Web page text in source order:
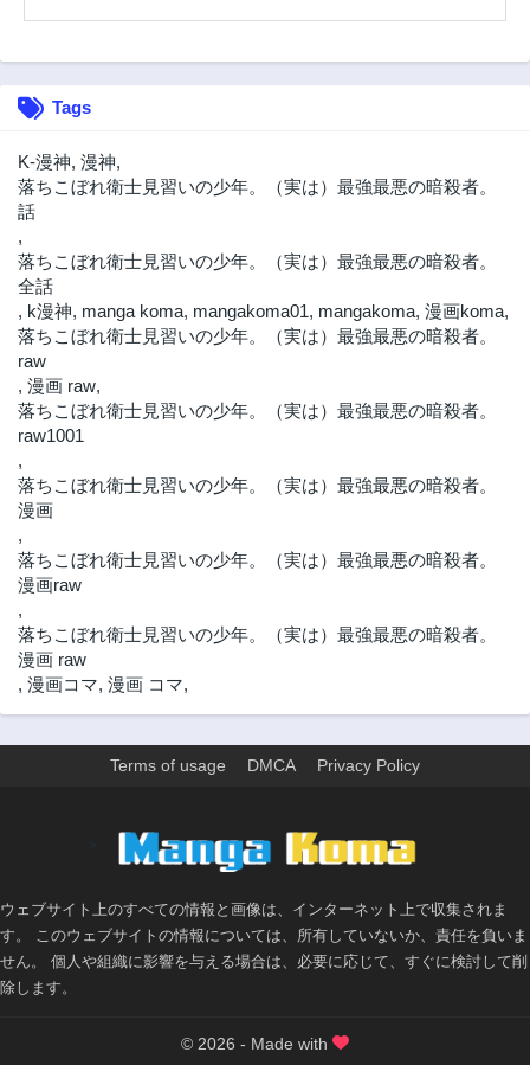
Tags
K-漫神, 漫神,
落ちこぼれ衛士見習いの少年。（実は）最強最悪の暗殺者。
話
,
落ちこぼれ衛士見習いの少年。（実は）最強最悪の暗殺者。
全話
, k漫神, manga koma, mangakoma01, mangakoma, 漫画koma,
落ちこぼれ衛士見習いの少年。（実は）最強最悪の暗殺者。
raw
, 漫画 raw,
落ちこぼれ衛士見習いの少年。（実は）最強最悪の暗殺者。
raw1001
,
落ちこぼれ衛士見習いの少年。（実は）最強最悪の暗殺者。
漫画
,
落ちこぼれ衛士見習いの少年。（実は）最強最悪の暗殺者。
漫画raw
,
落ちこぼれ衛士見習いの少年。（実は）最強最悪の暗殺者。
漫画 raw
, 漫画コマ, 漫画 コマ,
Terms of usage DMCA Privacy Policy
ウェブサイト上のすべての情報と画像は、インターネット上で収集されま
す。 このウェブサイトの情報については、所有していないか、責任を負いま
せん。 個人や組織に影響を与える場合は、必要に応じて、すぐに検討して削
除します。
© 2026 - Made with